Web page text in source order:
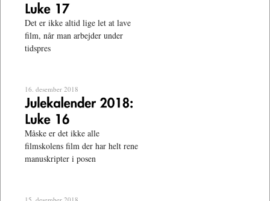
Det er ikke altid lige let at lave
film, når man arbejder under
tidspres
16. desember 2018
Måske er det ikke alle
filmskolens film der har helt rene
manuskripter i posen